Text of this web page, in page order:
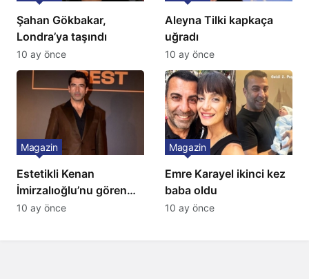
Şahan Gökbakar,
Londra’ya taşındı
10 ay önce
Aleyna Tilki kapkaça
uğradı
10 ay önce
Estetikli Kenan
İmirzalıoğlu’nu gören
tanıyamıyor: Son hali
Magazin
10 ay önce
Emre Karayel ikinci kez
baba oldu
Magazin
10 ay önce